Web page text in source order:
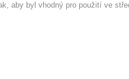
aby byl vhodný pro použití ve